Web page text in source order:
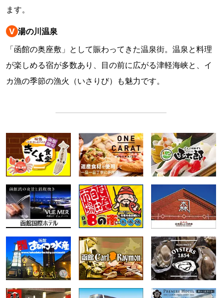
ます。
Ⅴ 湯の川温泉
「函館の奥座敷」として賑わってきた温泉街。温泉と料理
が楽しめる宿が多数あり、目の前に広がる津軽海峡と、イ
カ漁の季節の漁火（いさりび）も魅力です。